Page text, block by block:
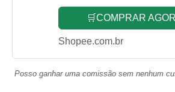
🛒COMPRAR
Shopee.com.br
Posso ganhar uma comissão sem nenhum